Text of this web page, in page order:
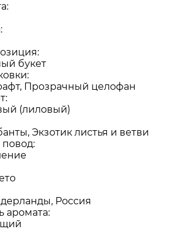
букет
Прозрачный целофан
(лиловый)
Экзотик листья и ветви
Россия
аромата: